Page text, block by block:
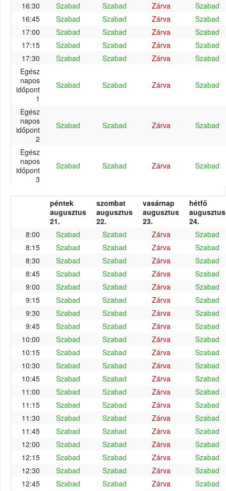
16:30 Szabad Szabad Zárva
Szabad
16:45
Szabad Szabad Zárva
Szabad
17:00
Szabad Szabad Zárva
Szabad
17:15
Szabad Szabad Zárva
Szabad
17:30
Szabad Szabad Zárva
Szabad
Egész
napos
időpont
1
Szabad Szabad Zárva Szabad
Egész
napos
időpont
2
Szabad Szabad Zárva Szabad
Egész
napos
időpont
3
Szabad Szabad Zárva Szabad
péntek
augusztus
21.
szombat
augusztus
22.
vasárnap
augusztus
23.
hétfő
augusztus
24.
8:00
Szabad Szabad Zárva
Szabad
8:15
Szabad Szabad Zárva
Szabad
8:30
Szabad Szabad Zárva
Szabad
8:45
Szabad Szabad Zárva
Szabad
9:00
Szabad Szabad Zárva
Szabad
9:15
Szabad Szabad Zárva
Szabad
9:30
Szabad Szabad Zárva
Szabad
9:45
Szabad Szabad Zárva
Szabad
10:00
Szabad Szabad Zárva
Szabad
10:15
Szabad Szabad Zárva
Szabad
10:30
Szabad Szabad Zárva
Szabad
10:45
Szabad Szabad Zárva
Szabad
11:00
Szabad Szabad Zárva
Szabad
11:15
Szabad Szabad Zárva
Szabad
11:30
Szabad Szabad Zárva
Szabad
11:45
Szabad Szabad Zárva
Szabad
12:00
Szabad Szabad Zárva
Szabad
12:15
Szabad Szabad Zárva
Szabad
12:30
Szabad Szabad Zárva
Szabad
12:45
Szabad Szabad Zárva
Szabad